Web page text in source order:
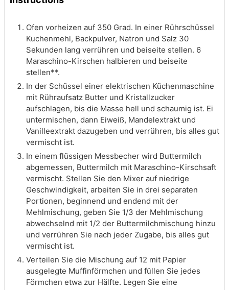
Ofen vorheizen auf 350 Grad. In einer Rührschüssel
Kuchenmehl, Backpulver, Natron und Salz 30
Sekunden lang verrühren und beiseite stellen. 6
Maraschino-Kirschen halbieren und beiseite
stellen**.
In der Schüssel einer elektrischen Küchenmaschine
mit Rühraufsatz Butter und Kristallzucker
aufschlagen, bis die Masse hell und schaumig ist. Ei
untermischen, dann Eiweiß, Mandelextrakt und
Vanilleextrakt dazugeben und verrühren, bis alles gut
vermischt ist.
In einem flüssigen Messbecher wird Buttermilch
abgemessen, Buttermilch mit Maraschino-Kirschsaft
vermischt. Stellen Sie den Mixer auf niedrige
Geschwindigkeit, arbeiten Sie in drei separaten
Portionen, beginnend und endend mit der
Mehlmischung, geben Sie 1/3 der Mehlmischung
abwechselnd mit 1/2 der Buttermilchmischung hinzu
und verrühren Sie nach jeder Zugabe, bis alles gut
vermischt ist.
Verteilen Sie die Mischung auf 12 mit Papier
ausgelegte Muffinförmchen und füllen Sie jedes
Förmchen etwa zur Hälfte. Legen Sie eine